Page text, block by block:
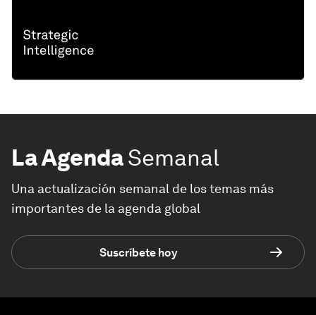
La AgendaSemanal
Una actualización semanal de los temas más
importantes de la agenda global
Suscríbete hoy